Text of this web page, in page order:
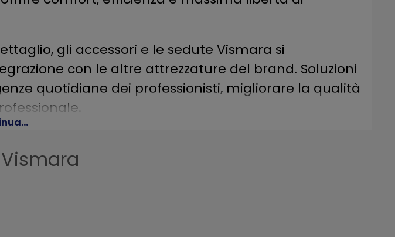
gli accessori e le sedute Vismara si
con le altre attrezzature del brand. Soluzioni
quotidiane dei professionisti, migliorare la qualità